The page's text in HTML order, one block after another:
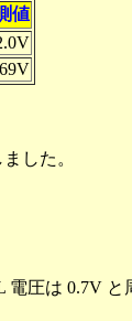
値
した。
電圧は 0.7V